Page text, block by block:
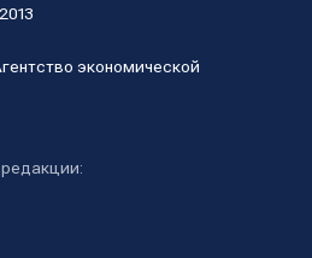
экономической